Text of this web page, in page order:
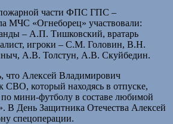
части ФПС ГПС –
МЧС «Огнеборец» участвовали:
– А.П. Тишковский, вратарь
игроки – С.М. Головин, В.Н.
А.В. Толстун, А.В. Скуйбедин.
что Алексей Владимирович
СВО, который находясь в отпуске,
по мини-футболу в составе любимой
В День Защитника Отечества Алексей
спецоперации.